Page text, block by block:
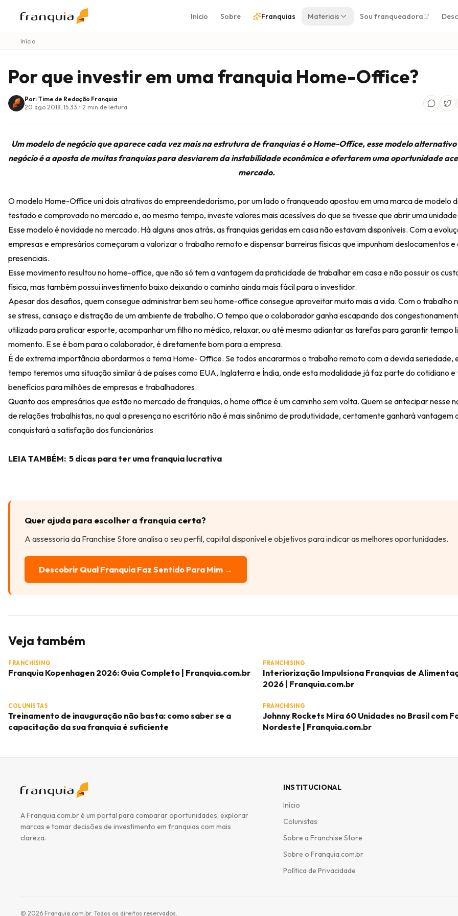
Início Sobre Franquias Materiais Sou franqueadora
Início
Por que investir em uma franquia Home-Office?
Por: Time de Redação Franquia
20 ago 2018, 15:33 • 2 min de leitura
Um modelo de negócio que aparece cada vez mais na estrutura de franquias é o Home-Office, esse modelo
negócio é a aposta de muitas franquias para desviarem da instabilidade econômica e ofertarem uma oportunidade
mercado.
O modelo Home-Office uni dois atrativos do empreendedorismo, por um lado o franqueado apostou em uma marca de modelo
testado e comprovado no mercado e, ao mesmo tempo, investe valores mais acessíveis do que se tivesse que abrir uma
Esse modelo é novidade no mercado. Há alguns anos atrás, as franquias geridas em casa não estavam disponíveis. Com a
empresas e empresários começaram a valorizar o trabalho remoto e dispensar barreiras físicas que impunham deslocamentos
presenciais.
Esse movimento resultou no home-office, que não só tem a vantagem da praticidade de trabalhar em casa e não possuir os
física, mas também possui investimento baixo deixando o caminho ainda mais fácil para o investidor.
Apesar dos desafios, quem consegue administrar bem seu home-office consegue aproveitar muito mais a vida. Com o trabalho
se stress, cansaço e distração de um ambiente de trabalho. O tempo que o colaborador ganha escapando dos
utilizado para praticar esporte, acompanhar um filho no médico, relaxar, ou até mesmo adiantar as tarefas para garantir tempo
momento. E se é bom para o colaborador, é diretamente bom para a empresa.
É de extrema importância abordarmos o tema Home- Office. Se todos encararmos o trabalho remoto com a devida seriedade,
tempo teremos uma situação similar á de países como EUA, Inglaterra e Índia, onde esta modalidade já faz parte do cotidiano e
benefícios para milhões de empresas e trabalhadores.
Quanto aos empresários que estão no mercado de franquias, o home office é um caminho sem volta. Quem se antecipar nesse
de relações trabalhistas, no qual a presença no escritório não é mais sinônimo de produtividade, certamente ganhará vantagem
conquistará a satisfação dos funcionários
LEIA TAMBÉM: 5 dicas para ter uma franquia lucrativa
Quer ajuda para escolher a franquia certa?
A assessoria da Franchise Store analisa o seu perfil, capital disponível e objetivos para indicar as melhores oportunidades.
Descobrir Qual Franquia Faz Sentido Para Mim →
Veja também
FRANCHISING
Franquia Kopenhagen 2026: Guia Completo | Franquia.com.br
FRANCHISING
Interiorização Impulsiona Franquias de
2026 | Franquia.com.br
COLUNISTAS
Treinamento de inauguração não basta: como saber se a
capacitação da sua franquia é suficiente
FRANCHISING
Johnny Rockets Mira 60 Unidades no Brasil com
Nordeste | Franquia.com.br
A Franquia.com.br é um portal para comparar oportunidades, explorar
marcas e tomar decisões de investimento em franquias com mais
clareza.
INSTITUCIONAL
Início
Colunistas
Sobre a Franchise Store
Sobre o Franquia.com.br
Política de Privacidade
© 2026 Franquia.com.br. Todos os direitos reservados.